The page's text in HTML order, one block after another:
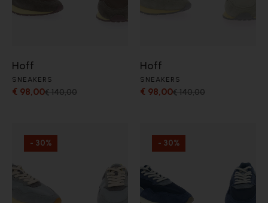
Hoff
SNEAKERS
€ 98,00€ 140,00
Hoff
SNEAKERS
€ 98,00€ 140,00
- 30% - 30%